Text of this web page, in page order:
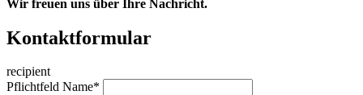
Wir freuen uns über Ihre Nachricht.
Kontaktformular
recipient
Pflichtfeld Name*